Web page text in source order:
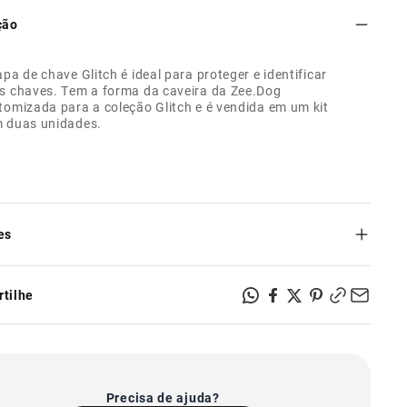
de chave Glitch é ideal para proteger e identificar
chaves. Tem a forma da caveira da Zee.Dog
para a coleção Glitch e é vendida em um kit
duas unidades.
danos por uso;
identificar chaves;
em kits de 2 unidades;
Precisa de ajuda?